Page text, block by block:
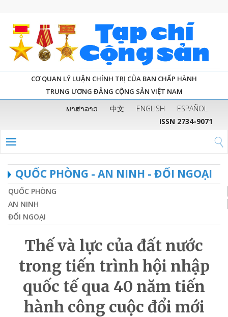
CƠ QUAN LÝ LUẬN CHÍNH TRỊ CỦA BAN CHẤP HÀNH
TRUNG ƯƠNG ĐẢNG CỘNG SẢN VIỆT NAM
ພາສາລາວ 中文 ENGLISH
ESPAÑOL
ISSN 2734-9071
QUỐC PHÒNG - AN NINH - ĐỐI NGOẠI
QUỐC PHÒNG
AN NINH
ĐỐI NGOẠI
Thế và lực của đất nước
trong tiến trình hội nhập
quốc tế qua 40 năm tiến
hành công cuộc đổi mới